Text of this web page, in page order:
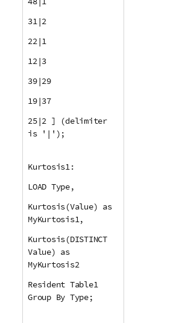
31|2
22|1
12|3
39|29
19|37
25|2 ] (delimiter
is '|');
Kurtosis1:
LOAD Type,
Kurtosis(Value) as
MyKurtosis1,
Kurtosis(DISTINCT
Value) as
MyKurtosis2
Resident Table1
Group By Type;